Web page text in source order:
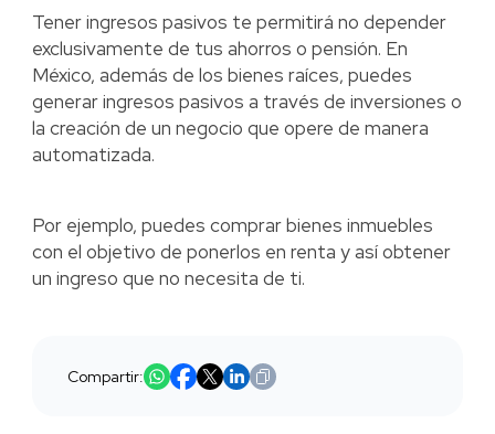
Tener ingresos pasivos te permitirá no depender
exclusivamente de tus ahorros o pensión. En
México, además de los bienes raíces, puedes
generar ingresos pasivos a través de inversiones o
la creación de un negocio que opere de manera
automatizada.
Por ejemplo, puedes comprar bienes inmuebles
con el objetivo de ponerlos en renta y así obtener
un ingreso que no necesita de ti.
Compartir: